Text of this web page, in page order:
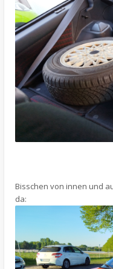
Bisschen von innen und
da: